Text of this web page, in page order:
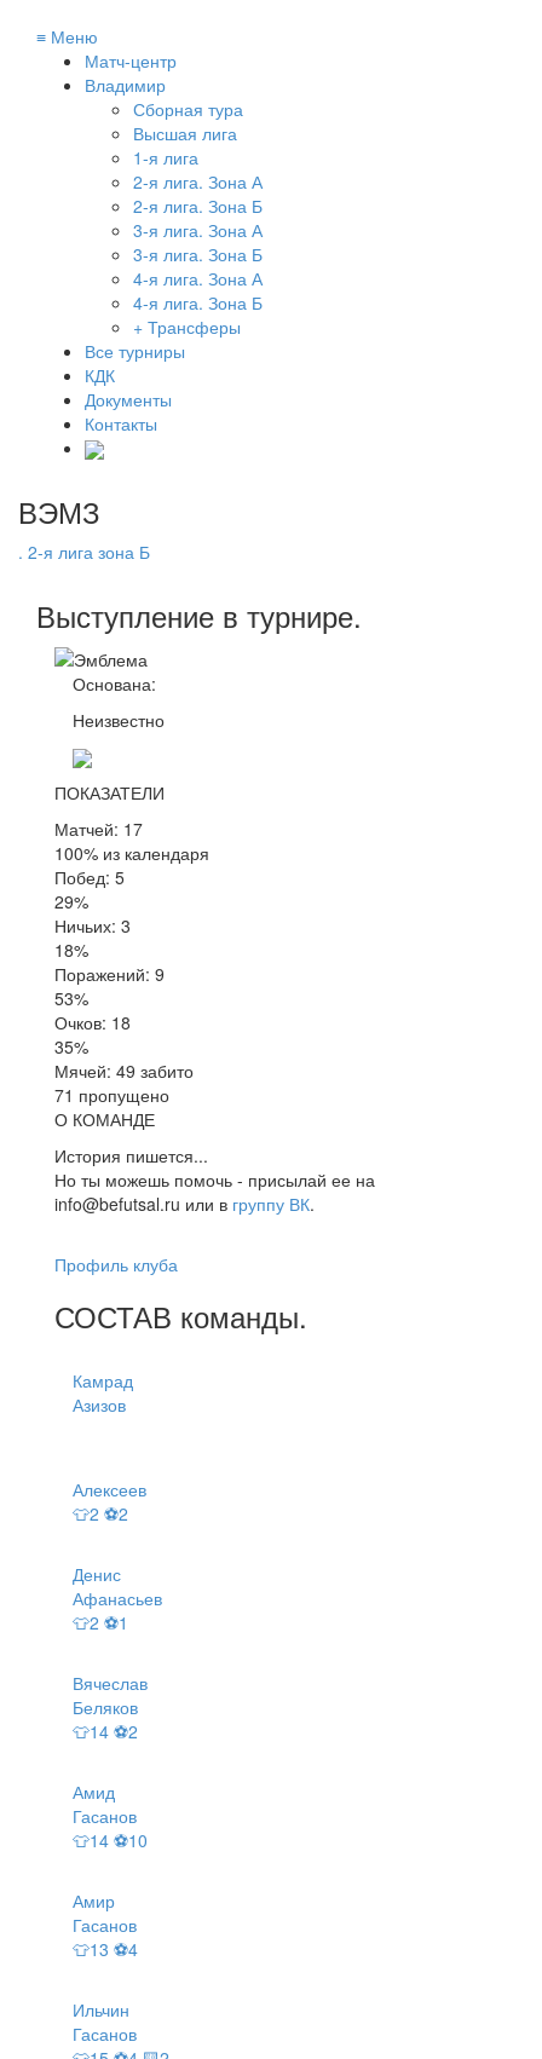
≡ Меню
Матч-центр
Владимир
Сборная тура
Высшая лига
1-я лига
2-я лига. Зона А
2-я лига. Зона Б
3-я лига. Зона А
3-я лига. Зона Б
4-я лига. Зона А
4-я лига. Зона Б
+ Трансферы
Все турниры
КДК
Документы
Контакты
ВЭМЗ
. 2-я лига зона Б
Выступление в турнире.
Основана:
Неизвестно
ПОКАЗАТЕЛИ
Матчей: 17
100% из календаря
Побед: 5
29%
Ничьих: 3
18%
Поражений: 9
53%
Очков: 18
35%
Мячей: 49 забито
71 пропущено
О КОМАНДЕ
История пишется...
Но ты можешь помочь - присылай ее на
info@befutsal.ru или в группу ВК.
Профиль клуба
СОСТАВ команды.
Камрад
Азизов
Алексеев
👕2 ⚽2
Денис
Афанасьев
👕2 ⚽1
Вячеслав
Беляков
👕14 ⚽2
Амид
Гасанов
👕14 ⚽10
Амир
Гасанов
👕13 ⚽4
Ильчин
Гасанов